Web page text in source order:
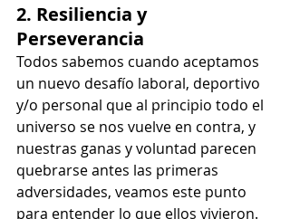
2. Resiliencia y
Perseverancia
Todos sabemos cuando aceptamos
un nuevo desafío laboral, deportivo
y/o personal que al principio todo el
universo se nos vuelve en contra, y
nuestras ganas y voluntad parecen
quebrarse antes las primeras
adversidades, veamos este punto
para entender lo que ellos vivieron.